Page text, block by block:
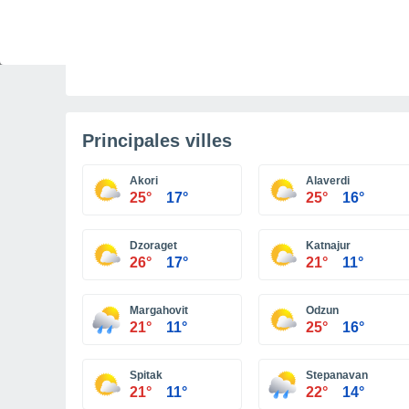
Principales villes
Akori
25° 17°
Alaverdi
25° 16°
Dzoraget
26° 17°
Katnajur
21° 11°
Margahovit
21° 11°
Odzun
25° 16°
Spitak
21° 11°
Stepanavan
22° 14°